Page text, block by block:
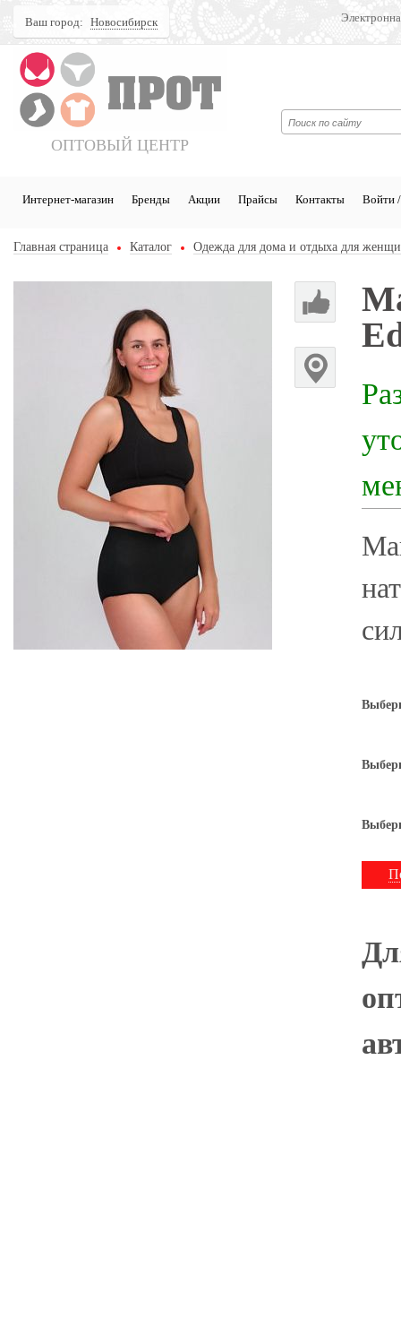
Ваш город: Новосибирск
ОПТОВЫЙ ЦЕНТР
Интернет-магазин Бренды Акции Прайсы Контакты Войти /
Главная страница Каталог Одежда для дома и отдыха для